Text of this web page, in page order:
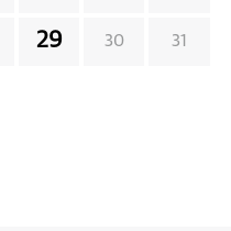
29 30 31